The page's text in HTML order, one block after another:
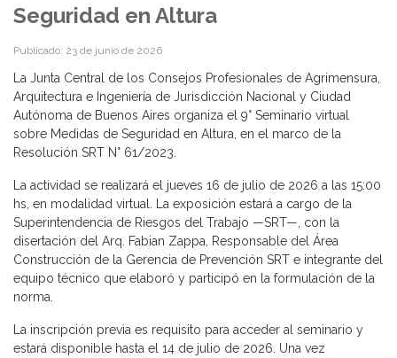
Seguridad en Altura
Publicado: 23 de junio de 2026
La Junta Central de los Consejos Profesionales de Agrimensura,
Arquitectura e Ingeniería de Jurisdicción Nacional y Ciudad
Autónoma de Buenos Aires organiza el 9° Seminario virtual
sobre Medidas de Seguridad en Altura, en el marco de la
Resolución SRT N° 61/2023.
La actividad se realizará el jueves 16 de julio de 2026 a las 15:00
hs, en modalidad virtual. La exposición estará a cargo de la
Superintendencia de Riesgos del Trabajo —SRT—, con la
disertación del Arq. Fabian Zappa, Responsable del Área
Construcción de la Gerencia de Prevención SRT e integrante del
equipo técnico que elaboró y participó en la formulación de la
norma.
La inscripción previa es requisito para acceder al seminario y
estará disponible hasta el 14 de julio de 2026. Una vez